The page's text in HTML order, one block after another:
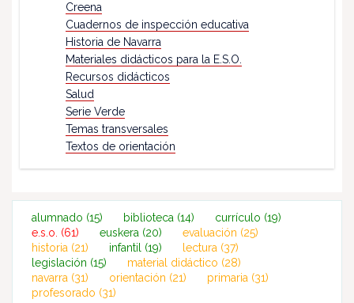
Creena
Cuadernos de inspección educativa
Historia de Navarra
Materiales didácticos para la E.S.O.
Recursos didácticos
Salud
Serie Verde
Temas transversales
Textos de orientación
alumnado (15) biblioteca (14) currículo (19)
e.s.o. (61) euskera (20) evaluación (25)
historia (21) infantil (19) lectura (37)
legislación (15) material didáctico (28)
navarra (31) orientación (21) primaria (31)
profesorado (31)